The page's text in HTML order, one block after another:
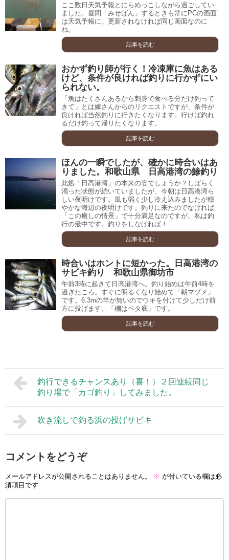
ここ数日天気予報とにらめっこしながら過ごしてい
ました。昼間「みせばん」するときも常にPCの画面
は天気予報に。更新されなければ同じ画面なのに
ね。
記事を読む
おかず釣り師が行く！冷凍庫に魚はある
けど、条件が良ければ釣りに行かずにい
られない。
「魚はたくさんあるから刺身で食べる分だけ釣って
きて」とは嫁さんからのリクエストですが、条件が
良ければ当然釣りに行きたくなります。行けば釣れ
るだけ釣って帰りたくなります。
記事を読む
ほんの一瞬でしたが、確かに時合いはあ
りました。和歌山県 日高港湾の鯵釣り
此処「日高港湾」の本来の姿でしょうか？しばらく
濁った状態が続いていましたが、今朝は日高港湾ら
しい夜明けです。風も弱く少し冷え込みましたが穏
やかな海辺の夜明けです。釣りに来たのでなければ
「この癒しの情景」で十分満足なのですが、私は釣
行の最中です。釣りをしなければ！
記事を読む
時合いはホントに短かった。日高港湾の
サビキ釣り 和歌山県御坊市
午前3時に起きて日高港湾へ。釣り始めは午前4時を
過ぎたころ。すぐに明るくなり始めて「朝マヅメ」
です。6.3mの竿が無いのでウキを付けて少しだけ前
方に投げます。「棚はベタ底」です。
記事を読む
釣行できるチャンスあり（喜！）２回連続同じ
釣り場で「カゴ釣り」してみました。
吹き流しで釣る浜の投げサビキ
コメントをどうぞ
メールアドレスが公開されることはありません。 ※ が付いている欄は必
須項目です